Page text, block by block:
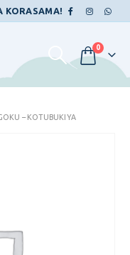
KORASAMA!
0
– KOTUBUKIYA